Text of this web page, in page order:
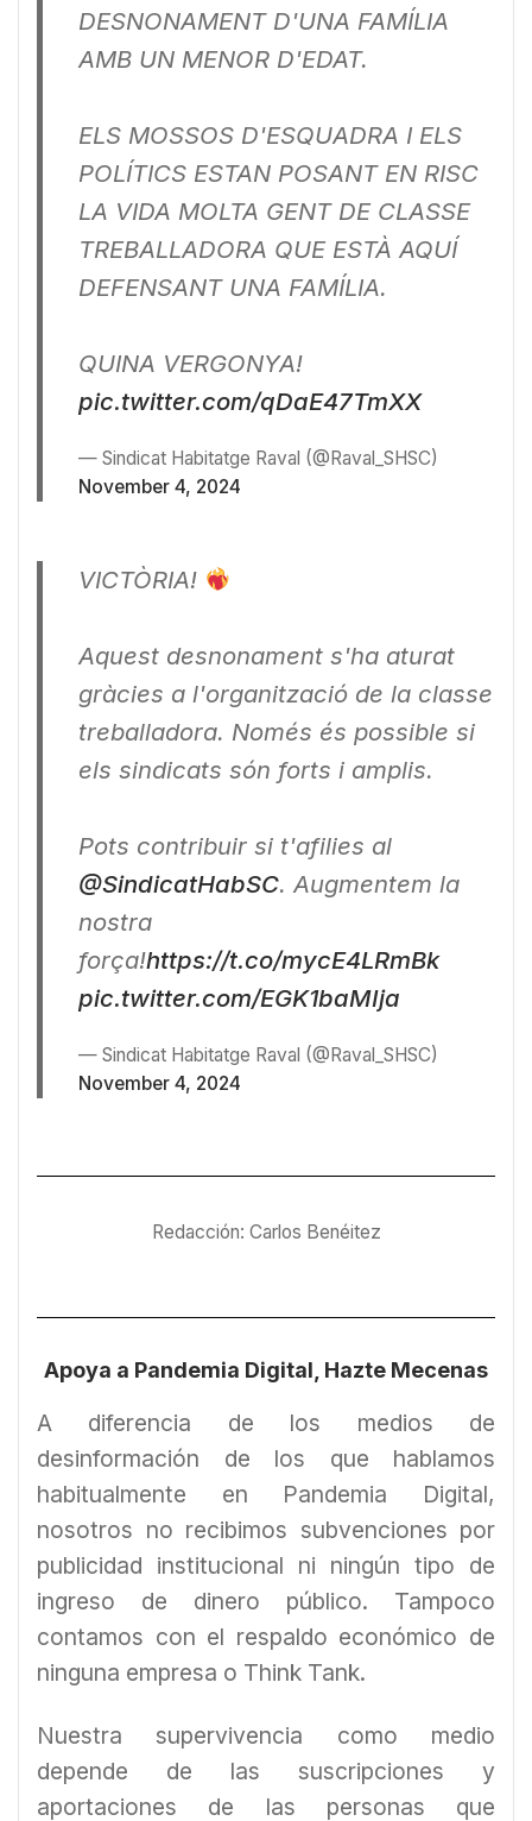
DESNONAMENT D'UNA FAMÍLIA
AMB UN MENOR D'EDAT.
ELS MOSSOS D'ESQUADRA I ELS
POLÍTICS ESTAN POSANT EN RISC
LA VIDA MOLTA GENT DE CLASSE
TREBALLADORA QUE ESTÀ AQUÍ
DEFENSANT UNA FAMÍLIA.
QUINA VERGONYA!
pic.twitter.com/qDaE47TmXX
— Sindicat Habitatge Raval (@Raval_SHSC)
November 4, 2024
VICTÒRIA!
Aquest desnonament s'ha aturat
gràcies a l'organització de la classe
treballadora. Només és possible si
els sindicats són forts i amplis.
Pots contribuir si t'afilies al
@SindicatHabSC. Augmentem la
nostra
força!https://t.co/mycE4LRmBk
pic.twitter.com/EGK1baMIja
— Sindicat Habitatge Raval (@Raval_SHSC)
November 4, 2024
Redacción: Carlos Benéitez
Apoya a Pandemia Digital, Hazte Mecenas
A diferencia de los medios de
desinformación de los que hablamos
habitualmente en Pandemia Digital,
nosotros no recibimos subvenciones por
publicidad institucional ni ningún tipo de
ingreso de dinero público. Tampoco
contamos con el respaldo económico de
ninguna empresa o Think Tank.
Nuestra supervivencia como medio
depende de las suscripciones y
aportaciones de las personas que